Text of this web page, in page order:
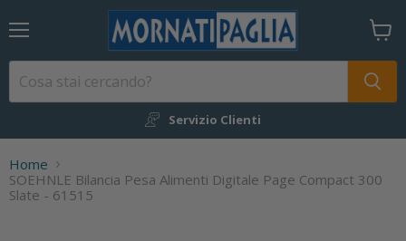
Servizio Clienti
il
Home
SOEHNLE Bilancia Pesa Alimenti Digitale Page Compact 300
Slate - 61515